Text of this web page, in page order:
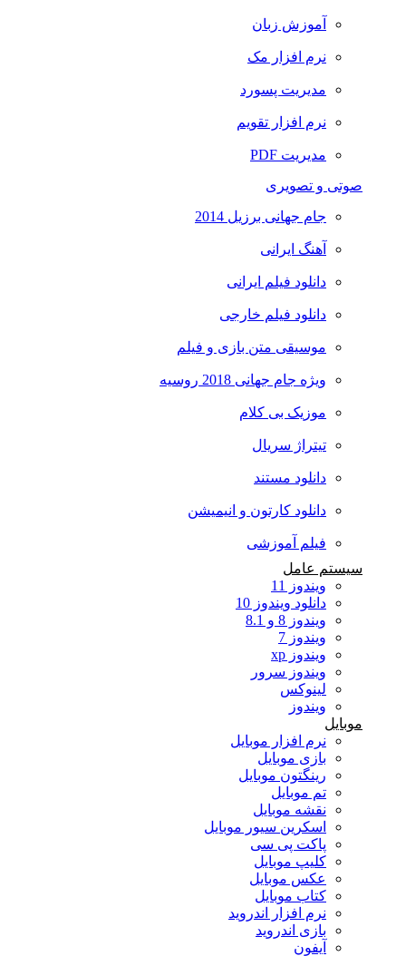
آموزش زبان
نرم افزار مک
مدیریت پسورد
نرم افزار تقویم
مدیریت PDF
صوتی و تصویری
جام جهانی برزیل 2014
آهنگ ایرانی
دانلود فیلم ایرانی
دانلود فیلم خارجی
موسیقی متن بازی و فیلم
ویژه جام جهانی 2018 روسیه
موزیک بی کلام
تیتراژ سریال
دانلود مستند
دانلود کارتون و انیمیشن
فیلم آموزشی
سیستم عامل
ویندوز 11
دانلود ویندوز 10
ویندوز 8 و 8.1
ویندوز 7
ویندوز xp
ویندوز سرور
لینوکس
ویندوز
موبایل
نرم افزار موبایل
بازی موبایل
رینگتون موبایل
تم موبایل
نقشه موبایل
اسکرین سیور موبایل
پاکت پی سی
کلیپ موبایل
عکس موبایل
کتاب موبایل
نرم افزار اندروید
بازی اندروید
آیفون